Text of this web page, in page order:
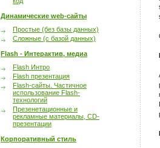
Динамические web-сайты
Простые (без базы данных)
Сложные (с базой данных)
Flash - Интерактив, медиа
Flash Интро
Flash презентация
Flash-сайты. Частичное
использование Flash-
технологий
Презенетационные и
рекламные материалы, CD-
презентации
Корпоративный стиль